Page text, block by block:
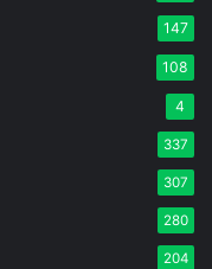
147
108
4
337
307
280
204